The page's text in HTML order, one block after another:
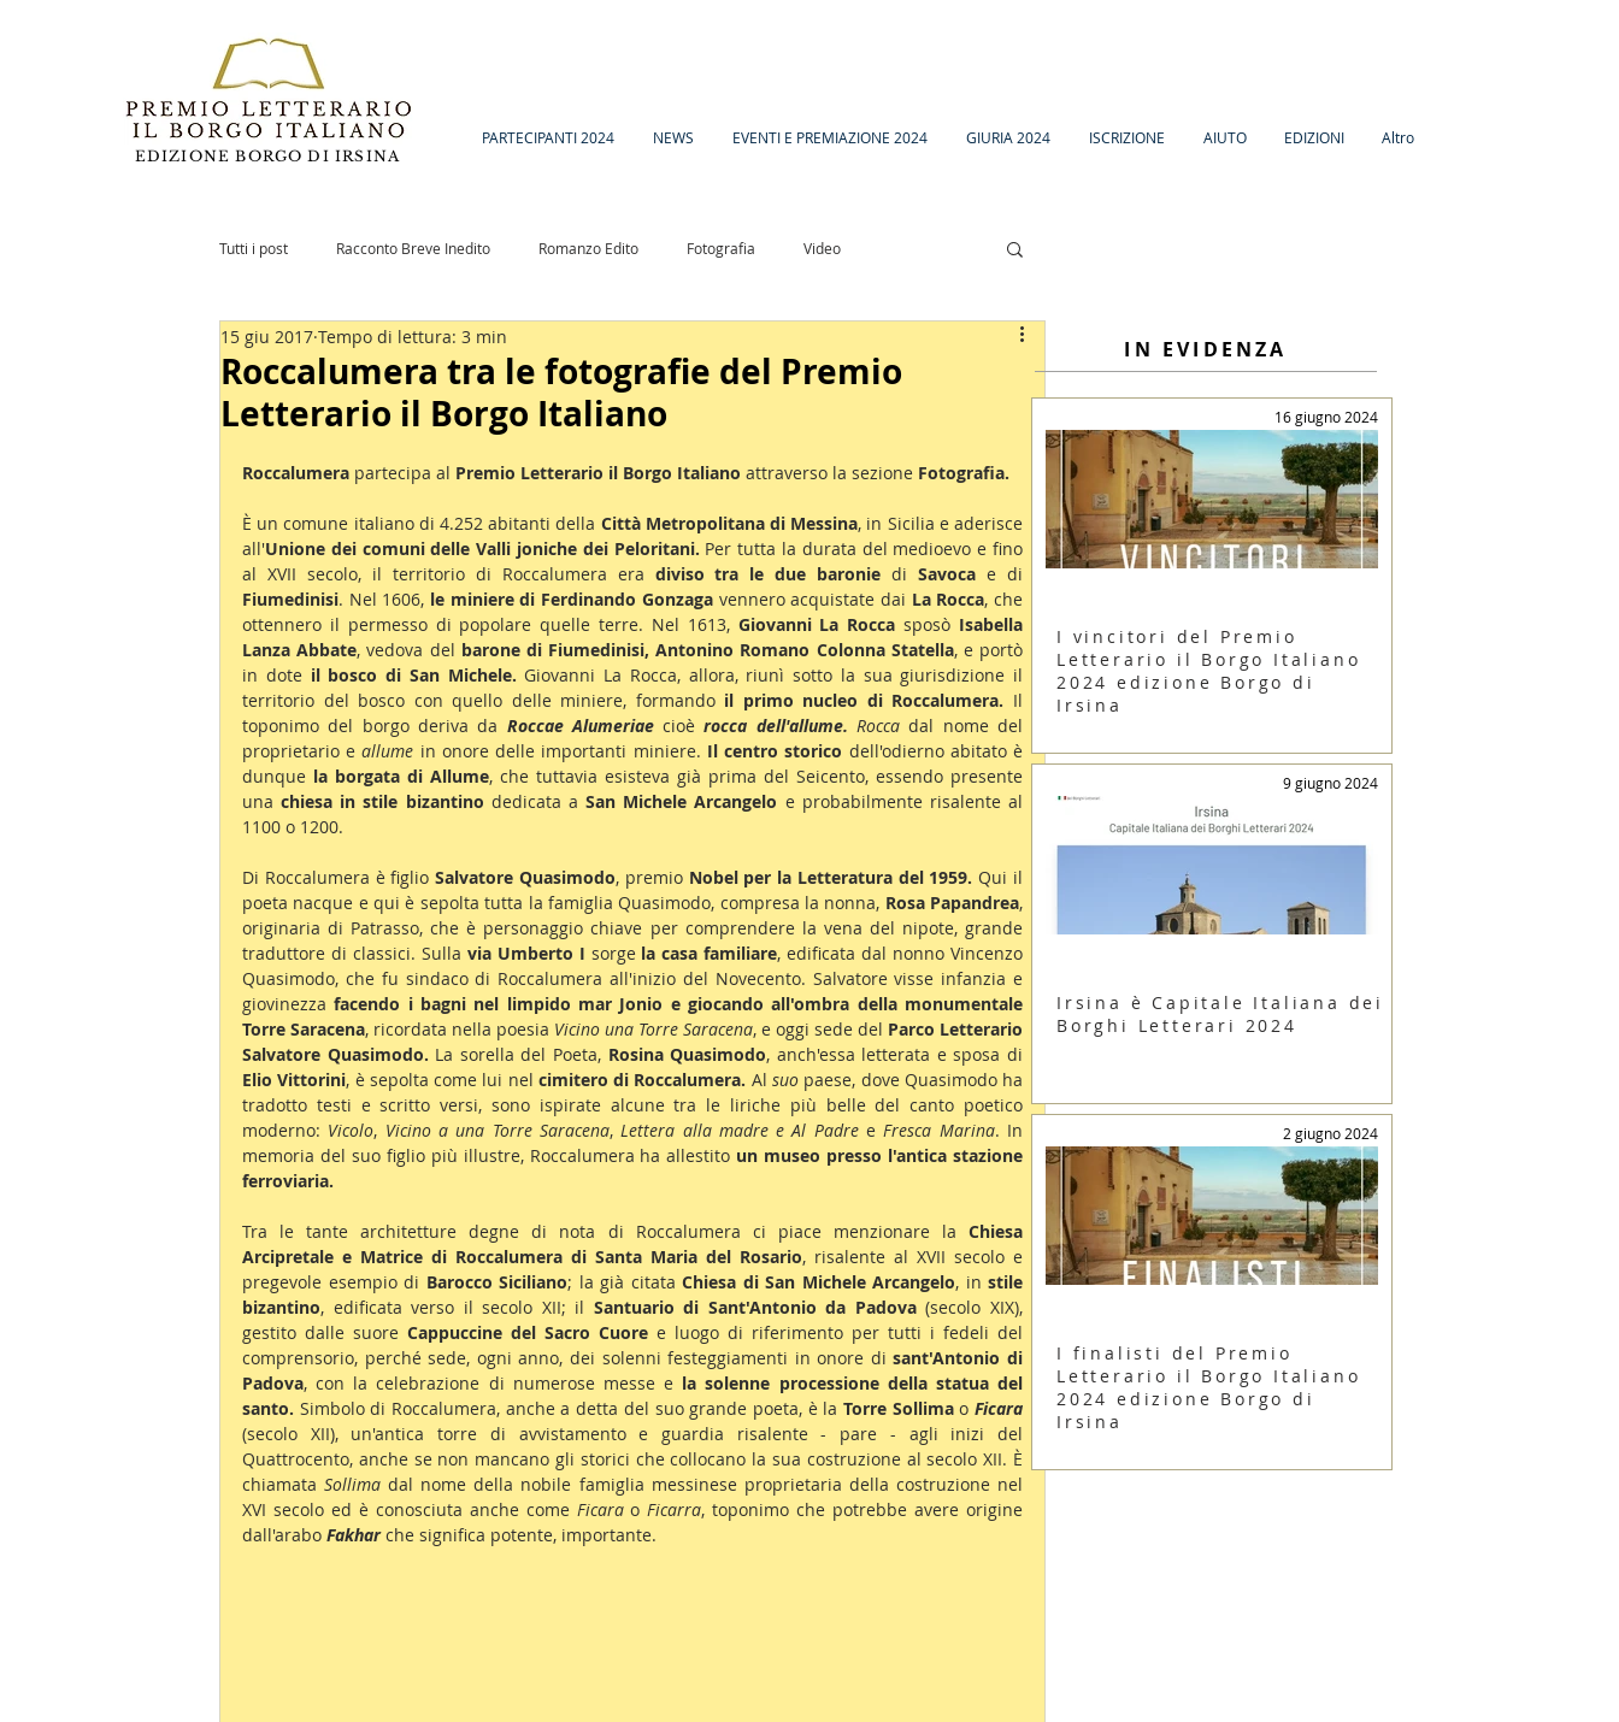
EDIZIONE BORGO DI IRSINA
PARTECIPANTI 2024 NEWS EVENTI E PREMIAZIONE 2024 GIURIA 2024 ISCRIZIONE AIUTO EDIZIONI Altro
Tutti i post Racconto Breve Inedito Romanzo Edito Fotografia Video
Romanzo Inedito Notizie
Roccalumera tra le fotografie del Premio
Letterario il Borgo Italiano
15 giu 2017 Tempo di lettura: 3 min
Roccalumera partecipa al Premio Letterario il Borgo Italiano attraverso la sezione Fotografia.
È un comune italiano di 4.252 abitanti della Città Metropolitana di Messina, in Sicilia e aderisce
all'Unione dei comuni delle Valli joniche dei Peloritani. Per tutta la durata del medioevo e fino
al XVII secolo, il territorio di Roccalumera era diviso tra le due baronie di Savoca
Fiumedinisi. Nel 1606, le miniere di Ferdinando Gonzaga vennero acquistate dai La Rocca, che
ottennero il permesso di popolare quelle terre. Nel 1613, Giovanni La Rocca sposò Isabella
Lanza Abbate, vedova del barone di Fiumedinisi, Antonino Romano Colonna Statella, e portò
in dote il bosco di San Michele. Giovanni La Rocca, allora, riunì sotto la sua giurisdizione il
territorio del bosco con quello delle miniere, formando il primo nucleo di Roccalumera. Il
toponimo del borgo deriva da Roccae Alumeriae cioè rocca dell'allume. Rocca dal nome del
proprietario e allume in onore delle importanti miniere. Il centro storico dell'odierno abitato è
dunque la borgata di Allume, che tuttavia esisteva già prima del Seicento, essendo presente
una chiesa in stile bizantino dedicata a San Michele Arcangelo e probabilmente risalente al
1100 o 1200.
Di Roccalumera è figlio Salvatore Quasimodo, premio Nobel per la Letteratura del 1959. Qui il
poeta nacque e qui è sepolta tutta la famiglia Quasimodo, compresa la nonna, Rosa Papandrea,
originaria di Patrasso, che è personaggio chiave per comprendere la vena del nipote, grande
traduttore di classici. Sulla via Umberto I sorge la casa familiare, edificata dal nonno Vincenzo
Quasimodo, che fu sindaco di Roccalumera all'inizio del Novecento. Salvatore visse infanzia e
giovinezza facendo i bagni nel limpido mar Jonio e giocando all'ombra della monumentale
Torre Saracena, ricordata nella poesia Vicino una Torre Saracena, e oggi sede del Parco Letterario
Salvatore Quasimodo. La sorella del Poeta, Rosina Quasimodo
Elio Vittorini, è sepolta come lui nel cimitero di Roccalumera. Al suo paese, dove Quasimodo ha
tradotto testi e scritto versi, sono ispirate alcune tra le liriche più belle del canto poetico
moderno: Vicolo, Vicino a una Torre Saracena, Lettera alla madre e Al Padre e Fresca Marina. In
memoria del suo figlio più illustre, Roccalumera ha allestito un museo presso l'antica stazione
ferroviaria.
Tra le tante architetture degne di nota di Roccalumera ci piace menzionare la Chiesa
Arcipretale e Matrice di Roccalumera di Santa Maria del Rosario, risalente al XVII secolo e
pregevole esempio di Barocco Siciliano; la già citata Chiesa di San Michele Arcangelo, in stile
bizantino, edificata verso il secolo XII; il Santuario di Sant'Antonio da Padova (secolo XIX),
gestito dalle suore Cappuccine del Sacro Cuore e luogo di riferimento per tutti i fedeli del
comprensorio, perché sede, ogni anno, dei solenni festeggiamenti in onore di sant'Antonio di
Padova, con la celebrazione di numerose messe e la solenne processione della statua del
santo. Simbolo di Roccalumera, anche a detta del suo grande poeta, è la Torre Sollima o Ficara
(secolo XII), un'antica torre di avvistamento e guardia risalente - pare - agli inizi del
Quattrocento, anche se non mancano gli storici che collocano la sua costruzione al secolo XII. È
chiamata Sollima dal nome della nobile famiglia messinese proprietaria della costruzione nel
XVI secolo ed è conosciuta anche come Ficara o Ficarra, toponimo che potrebbe avere origine
dall'arabo Fakhar che significa potente, importante.
16 giugno 2024
I vincitori del Premio
Letterario il Borgo Italiano
2024 edizione Borgo di
Irsina
9 giugno 2024
Irsina è Capitale Italiana dei
Borghi Letterari 2024
2 giugno 2024
I finalisti del Premio
Letterario il Borgo Italiano
2024 edizione Borgo di
Irsina
IN EVIDENZA